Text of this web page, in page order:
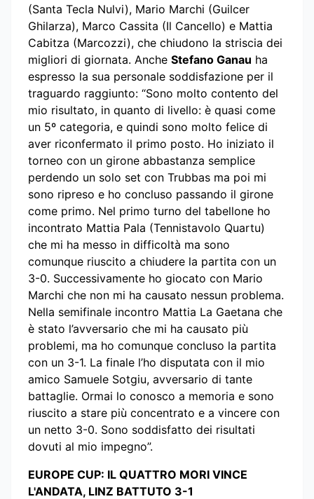
(Santa Tecla Nulvi), Mario Marchi (Guilcer
Ghilarza), Marco Cassita (Il Cancello) e Mattia
Cabitza (Marcozzi), che chiudono la striscia dei
migliori di giornata. Anche Stefano Ganau ha
espresso la sua personale soddisfazione per il
traguardo raggiunto: “Sono molto contento del
mio risultato, in quanto di livello: è quasi come
un 5º categoria, e quindi sono molto felice di
aver riconfermato il primo posto. Ho iniziato il
torneo con un girone abbastanza semplice
perdendo un solo set con Trubbas ma poi mi
sono ripreso e ho concluso passando il girone
come primo. Nel primo turno del tabellone ho
incontrato Mattia Pala (Tennistavolo Quartu)
che mi ha messo in difficoltà ma sono
comunque riuscito a chiudere la partita con un
3-0. Successivamente ho giocato con Mario
Marchi che non mi ha causato nessun problema.
Nella semifinale incontro Mattia La Gaetana che
è stato l’avversario che mi ha causato più
problemi, ma ho comunque concluso la partita
con un 3-1. La finale l’ho disputata con il mio
amico Samuele Sotgiu, avversario di tante
battaglie. Ormai lo conosco a memoria e sono
riuscito a stare più concentrato e a vincere con
un netto 3-0. Sono soddisfatto dei risultati
dovuti al mio impegno”.
EUROPE CUP: IL QUATTRO MORI VINCE
L'ANDATA, LINZ BATTUTO 3-1